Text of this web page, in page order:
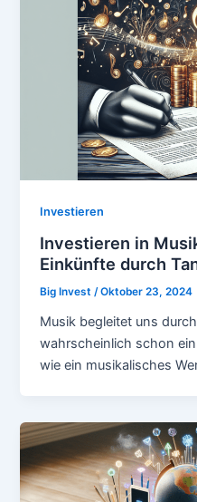
Investieren
Investieren in
Einkünfte durch
Big Invest/Oktober 23, 2024
Musik begleitet uns
wahrscheinlich schon
wie ein musikalisches